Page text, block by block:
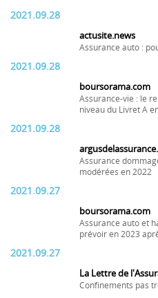
2021.09.28
actusite.news
Assurance auto :
2021.09.28
boursorama.com
Assurance-vie : le
niveau du Livret A
2021.09.28
Assurance
modérées en 2022
2021.09.27
boursorama.com
Assurance auto et
prévoir en 2023
2021.09.27
La Lettre de
Confinements pas